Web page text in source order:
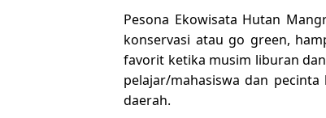
Pesona Ekowisata Hutan
konservasi atau go green,
favorit ketika musim liburan
pelajar/mahasiswa dan
daerah.